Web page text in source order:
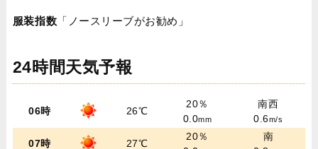
服装指数 「ノースリーブがお勧め」
24時間天気予報
06時 26℃
20％
0.0mm
南西
0.6m/s
07時 27℃
20％
南